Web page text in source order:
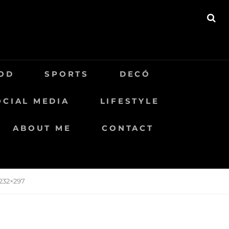
SPORTS DECÓ
MEDIA LIFESTYLE
ABOUT ME CONTACT